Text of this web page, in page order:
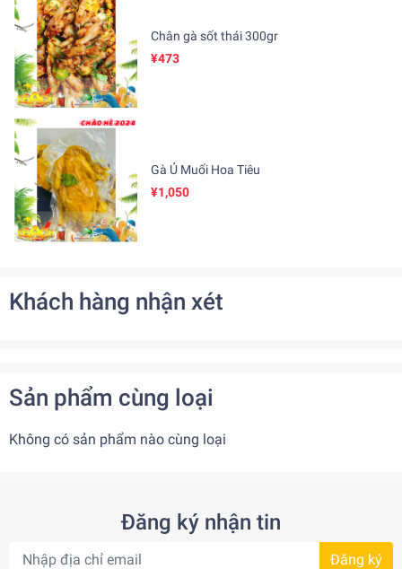
Chân gà sốt thái 300gr
¥473
Gà Ủ Muối Hoa Tiêu
¥1,050
Khách hàng nhận xét
Sản phẩm cùng loại
Không có sản phẩm nào cùng loại
Đăng ký nhận tin
Đăng ký